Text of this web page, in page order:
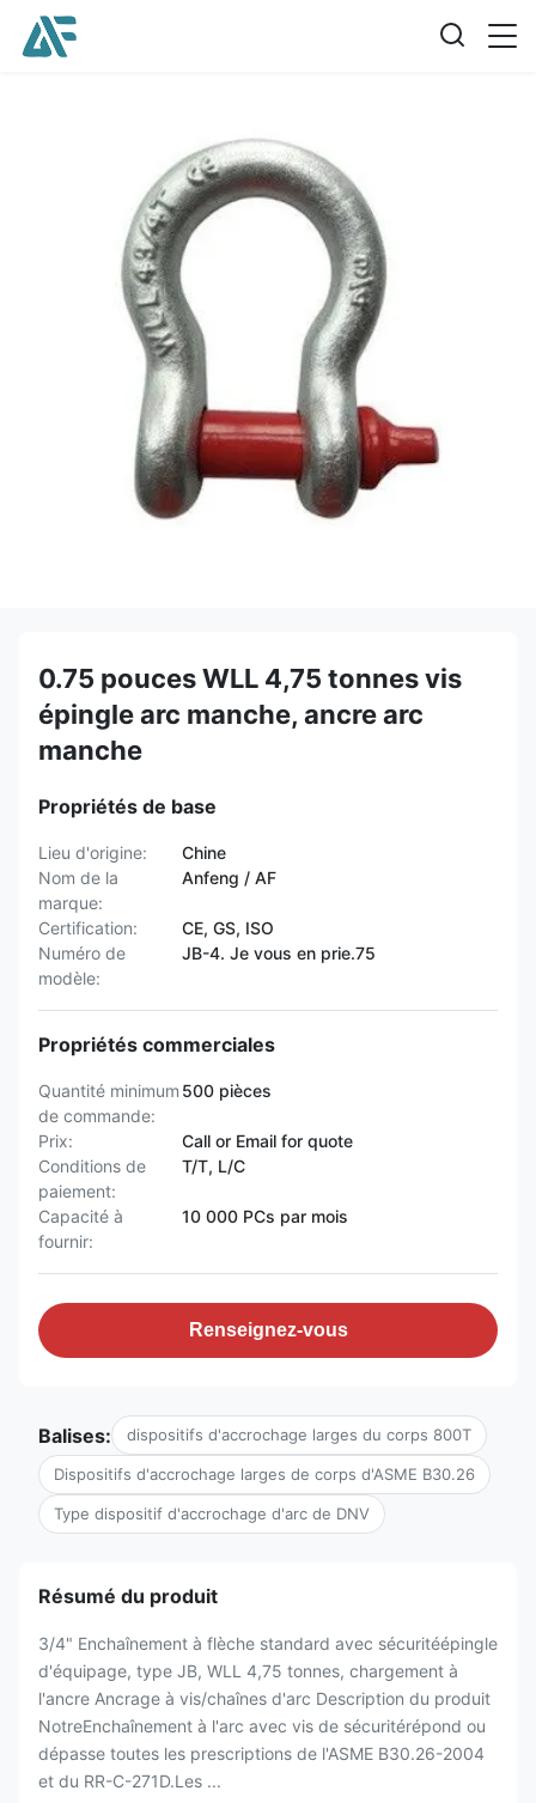
0.75 pouces WLL 4,75 tonnes vis
épingle arc manche, ancre arc
manche
Propriétés de base
Lieu d'origine:
Chine
Nom de la
marque:
Anfeng / AF
Certification:
CE, GS, ISO
Numéro de
modèle:
JB-4. Je vous en prie.75
Propriétés commerciales
Quantité minimum
de commande:
500 pièces
Prix:
Call or Email for quote
Conditions de
paiement:
T/T, L/C
Capacité à
fournir:
10 000 PCs par mois
Renseignez-vous
Balises: dispositifs d'accrochage larges du corps 800T
Dispositifs d'accrochage larges de corps d'ASME B30.26
Type dispositif d'accrochage d'arc de DNV
Résumé du produit
3/4" Enchaînement à flèche standard avec sécuritéépingle
d'équipage, type JB, WLL 4,75 tonnes, chargement à
l'ancre Ancrage à vis/chaînes d'arc Description du produit
NotreEnchaînement à l'arc avec vis de sécuritérépond ou
dépasse toutes les prescriptions de l'ASME B30.26-2004
et du RR-C-271D.Les ...